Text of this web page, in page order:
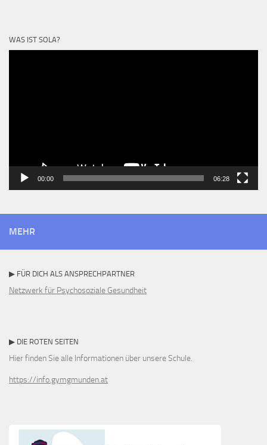
WAS IST SOLA?
00:00 06:28
MEHR
▶ FÜR DICH ALS ANSPRECHPARTNER
Netzwerk für Psychosoziale Gesundheit
▶ DIE ROTEN SEITEN
Hier finden Sie alle Informationen über unsere Schule.
https://info.gymgmunden.at